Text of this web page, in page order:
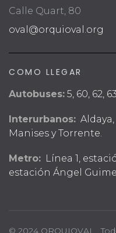
Calle Quart, 80
oval@orquioval.org
COMO LLEGAR
Autobuses: 5, 60, 62,
Interurbanos:
Manises y Torrente.
Metro: Línea 1,
estación Ángel
© 2024 ORQUIOVAL.